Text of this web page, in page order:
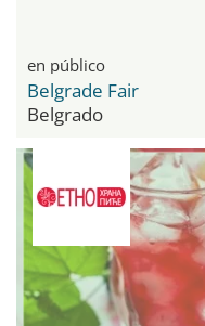
en público
Belgrade Fair
Belgrado